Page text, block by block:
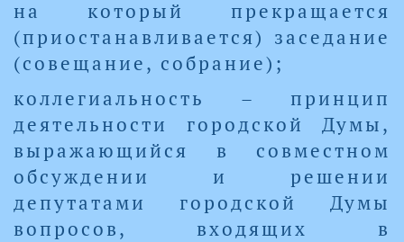
на который прекращается
(приостанавливается) заседание
(совещание, собрание);
коллегиальность – принцип
деятельности городской Думы,
выражающийся в совместном
обсуждении и решении
депутатами городской Думы
вопросов, входящих в